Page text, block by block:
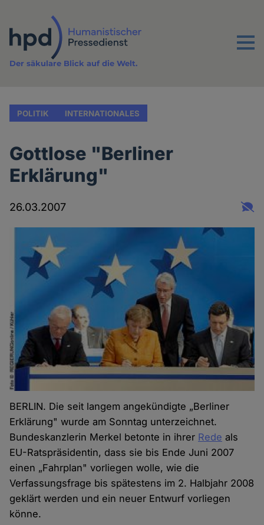
Inhalt
Menu
Der säkulare Blick auf die Welt.
POLITIK INTERNATIONALES
Gottlose "Berliner
Erklärung"
26.03.2007
BERLIN. Die seit langem angekündigte „Berliner
Erklärung" wurde am Sonntag unterzeichnet.
Bundeskanzlerin Merkel betonte in ihrer Rede als
EU-Ratspräsidentin, dass sie bis Ende Juni 2007
einen „Fahrplan" vorliegen wolle, wie die
Verfassungsfrage bis spätestens im 2. Halbjahr 2008
geklärt werden und ein neuer Entwurf vorliegen
könne.